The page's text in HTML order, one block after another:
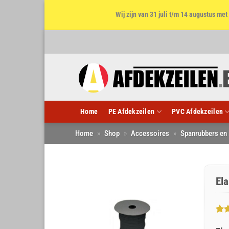
Wij zijn van 31 juli t/m 14 augustus
Home PE Afdekzeilen PVC Afdekzeilen
Home » Shop » Accessoires » Spanrubbers